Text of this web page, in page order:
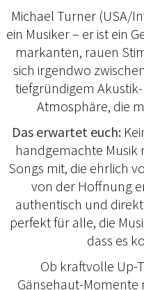
Michael Turner (USA/
ein Musiker – er ist ein
markanten, rauen
sich irgendwo
tiefgründigem
Atmosphäre, die
Das erwartet euch:
handgemachte Musik
Songs mit, die ehrlich
von der Hoffnung
authentisch und
perfekt für alle, die
dass es
Ob kraftvolle
Gänsehaut-Momente